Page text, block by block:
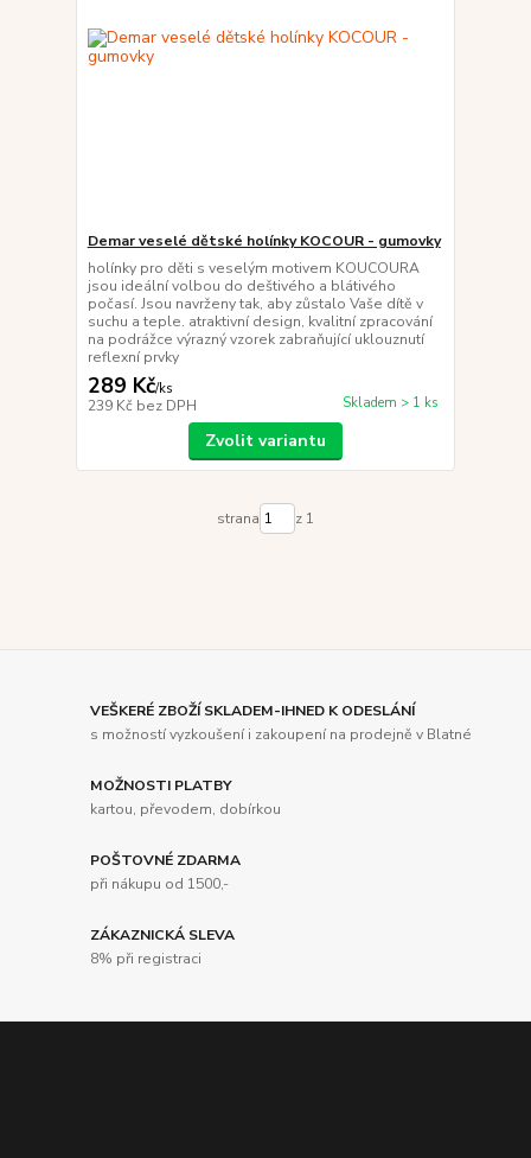
Demar veselé dětské holínky KOCOUR - gumovky
holínky pro děti s veselým motivem KOUCOURA
jsou ideální volbou do deštivého a blátivého
počasí. Jsou navrženy tak, aby zůstalo Vaše dítě v
suchu a teple. atraktivní design, kvalitní zpracování
na podrážce výrazný vzorek zabraňující uklouznutí
reflexní prvky
289 Kč/ks
239 Kč bez DPH Skladem > 1 ks
Zvolit variantu
strana z 1
VEŠKERÉ ZBOŽÍ SKLADEM-IHNED K ODESLÁNÍ
s možností vyzkoušení i zakoupení na prodejně v Blatné
MOŽNOSTI PLATBY
kartou, převodem, dobírkou
POŠTOVNÉ ZDARMA
při nákupu od 1500,-
ZÁKAZNICKÁ SLEVA
8% při registraci